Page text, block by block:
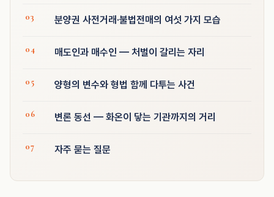
분양권 사전거래·불법전매의 여섯 가지 모습
매도인과 매수인 — 처벌이 갈리는 자리
양형의 변수와 형법 함께 다투는 사건
변론 동선 — 화온이 닿는 기관까지의 거리
자주 묻는 질문